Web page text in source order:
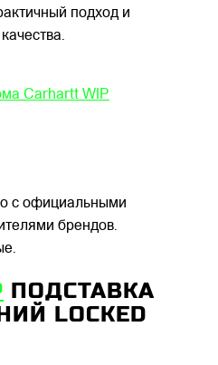
подход и
Carhartt WIP
с официальными
брендов.
ПОДСТАВКА
LOCKED